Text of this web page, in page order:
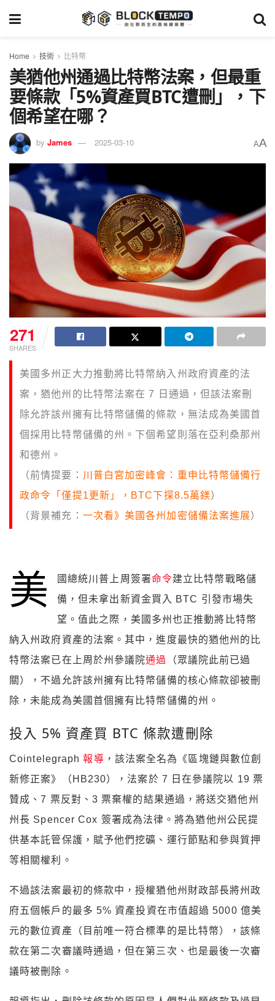
Home 技術 比特幣
美猶他州通過比特幣法案，但最重
要條款「5%資產買BTC遭刪」，下
個希望在哪？
by James 2025-03-10 AA
271
SHARES
美國多州正大力推動將比特幣納入州政府資產的法
案，猶他州的比特幣法案在 7 日通過，但該法案刪
除允許該州擁有比特幣儲備的條款，無法成為美國首
個採用比特幣儲備的州。下個希望則落在亞利桑那州
和德州。
（前情提要： 川普白宮加密峰會：重申比特幣儲備行
政命令「僅提1更新」，BTC下探8.5萬鎂）
（背景補充： 一次看》美國各州加密儲備法案進展）
美 國總統川普上周簽署命令建立比特幣戰略儲
備，但未拿出新資金買入 BTC 引發市場失
望。值此之際，美國多州也正推動將比特幣
納入州政府資產的法案。其中，進度最快的猶他州的比
特幣法案已在上周於州參議院通過
（眾議院此前已過
關），不過允許該州擁有比特幣儲備的核心條款卻被刪
除，未能成為美國首個擁有比特幣儲備的州。
投入 5% 資產買 BTC 條款遭刪除
Cointelegraph報導 ，該法案全名為《區塊鏈與數位創
新修正案》（HB230），法案於 7 日在參議院以 19 票
贊成、7 票反對、3 票棄權的結果通過，將送交猶他州
州長 Spencer Cox 簽署成為法律。將為猶他州公民提
供基本託管保護，賦予他們挖礦、運行節點和參與質押
等相關權利。
不過該法案最初的條款中，授權猶他州財政部長將州政
府五個帳戶的最多 5% 資產投資在市值超過 5000 億美
元的數位資產（目前唯一符合標準的是比特幣），該條
款在第二次審議時通過，但在第三次、也是最後一次審
議時被刪除。